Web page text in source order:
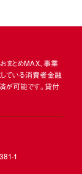
おまとめMAX、事業
している消費者金融
済が可能です。貸付
1